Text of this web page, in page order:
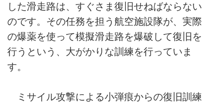
した滑走路は、すぐさま復旧せねばならない
のです。その任務を担う航空施設隊が、実際
の爆薬を使って模擬滑走路を爆破して復旧を
行うという、大がかりな訓練を行っていま
す。
ミサイル攻撃による小弾痕からの復旧訓練